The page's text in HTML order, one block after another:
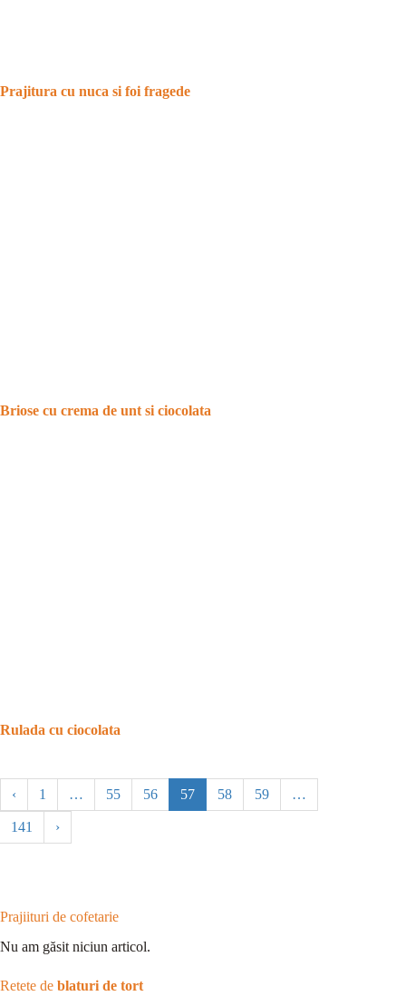
Prajitura cu nuca si foi fragede
Briose cu crema de unt si ciocolata
Rulada cu ciocolata
‹ 1 … 55 56 57 58 59 …
141 ›
Prajiituri de cofetarie
Nu am găsit niciun articol.
Retete de blaturi de tort